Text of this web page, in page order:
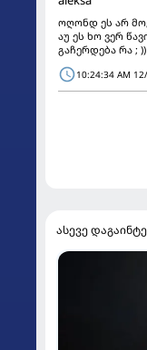
ოღონდ ეს არ
აუ ეს ხო ვერ
გაჩერდება რა ;
10:24:34 AM
ასევე